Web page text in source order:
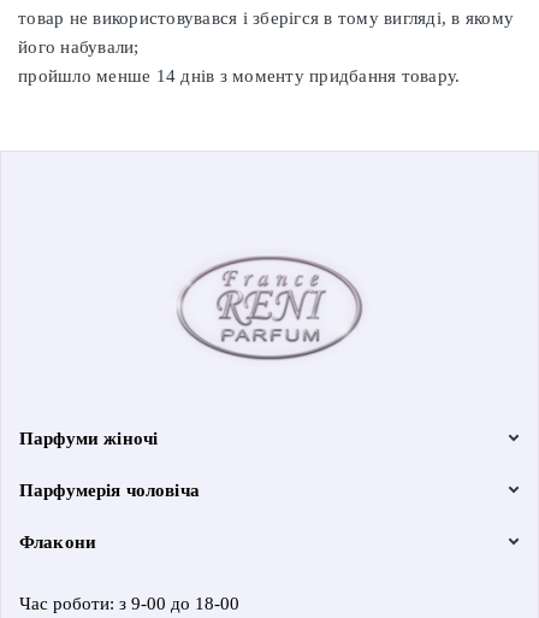
товар не використовувався і зберігся в тому вигляді, в якому
його набували;
пройшло менше 14 днів з моменту придбання товару.
Парфуми жіночі
Парфумерія чоловіча
Флакони
Час роботи: з 9-00 до 18-00